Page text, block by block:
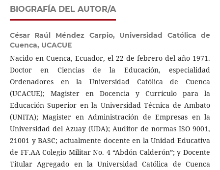
BIOGRAFÍA DEL AUTOR/A
César Raúl Méndez Carpio, Universidad Católica de
Cuenca, UCACUE
Nacido en Cuenca, Ecuador, el 22 de febrero del año 1971.
Doctor en Ciencias de la Educación, especialidad
Ordenadores en la Universidad Católica de Cuenca
(UCACUE); Magister en Docencia y Currículo para la
Educación Superior en la Universidad Técnica de Ambato
(UNITA); Magister en Administración de Empresas en la
Universidad del Azuay (UDA); Auditor de normas ISO 9001,
21001 y BASC; actualmente docente en la Unidad Educativa
de FF.AA Colegio Militar No. 4 “Abdón Calderón”; y Docente
Titular Agregado en la Universidad Católica de Cuenca